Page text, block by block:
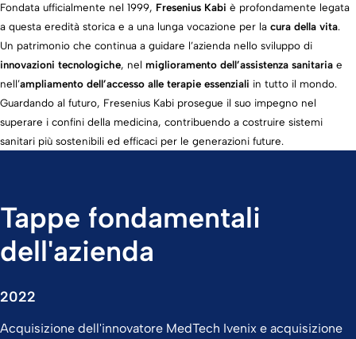
Fondata ufficialmente nel 1999, Fresenius Kabi è profondamente legata
a questa eredità storica e a una lunga vocazione per la cura della vita.
Un patrimonio che continua a guidare l’azienda nello sviluppo di
innovazioni tecnologiche, nel miglioramento dell’assistenza sanitaria e
nell’ampliamento dell’accesso alle terapie essenziali in tutto il mondo.
Guardando al futuro, Fresenius Kabi prosegue il suo impegno nel
superare i confini della medicina, contribuendo a costruire sistemi
sanitari più sostenibili ed efficaci per le generazioni future.
Tappe fondamentali
dell'azienda
2022
Acquisizione dell'innovatore MedTech Ivenix e acquisizione